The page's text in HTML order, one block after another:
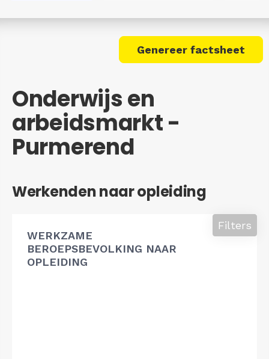
Genereer factsheet
Onderwijs en
arbeidsmarkt -
Purmerend
Werkenden naar opleiding
WERKZAME
BEROEPSBEVOLKING NAAR
OPLEIDING
Filters